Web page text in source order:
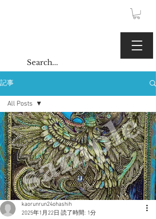
記事
All Posts
今後のスケジュール、活動予定
作品について
All Posts
kaorunrun24ohashih
2025年1月22日 読了時間: 1分